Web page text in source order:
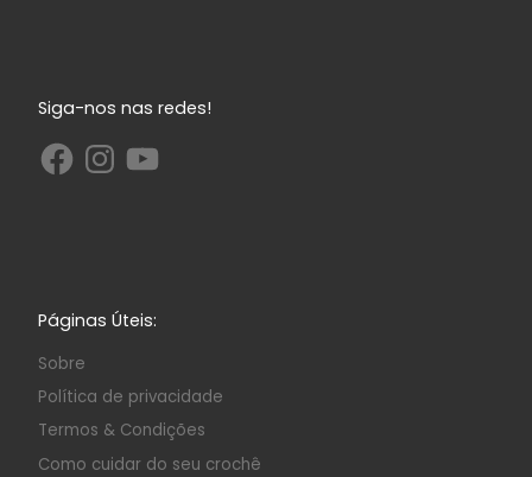
Siga-nos nas redes!
Páginas Úteis:
Sobre
Política de privacidade
Termos & Condições
Como cuidar do seu crochê